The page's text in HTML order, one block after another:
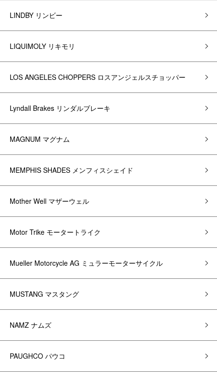
LINDBY リンビー
LIQUIMOLY リキモリ
LOS ANGELES CHOPPERS ロスアンジェルスチョッパー
Lyndall Brakes リンダルブレーキ
MAGNUM マグナム
MEMPHIS SHADES メンフィスシェイド
Mother Well マザーウェル
Motor Trike モータートライク
Mueller Motorcycle AG ミュラーモーターサイクル
MUSTANG マスタング
NAMZ ナムズ
PAUGHCO パウコ